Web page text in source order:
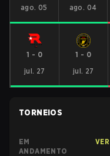
ago. 05
ago. 04
1 - 0
jul. 27
1 - 0
jul. 27
TORNEIOS
EM
ANDAMENTO